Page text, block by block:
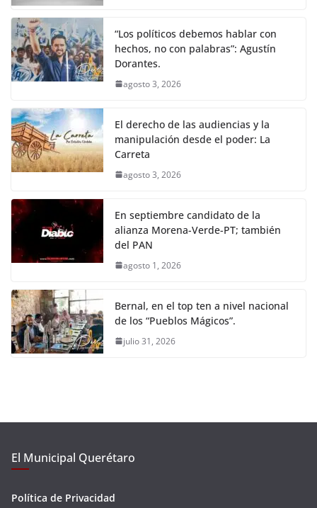
“Los políticos debemos hablar con
hechos, no con palabras”: Agustín
Dorantes.
agosto 3, 2026
El derecho de las audiencias y la
manipulación desde el poder: La
Carreta
agosto 3, 2026
En septiembre candidato de la
alianza Morena-Verde-PT; también
del PAN
agosto 1, 2026
Bernal, en el top ten a nivel nacional
de los “Pueblos Mágicos”.
julio 31, 2026
El Municipal Querétaro
Política de Privacidad